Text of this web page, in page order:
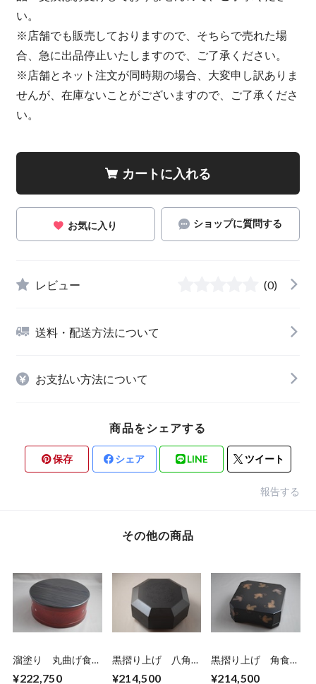
い。
※店舗でも販売しておりますので、そちらで売れた場
合、急に出品停止いたしますので、ご了承ください。
※店舗とネット注文が同時期の場合、大変申し訳ありま
せんが、在庫ないことがございますので、ご了承くださ
い。
カートに入れる
お気に入り ショップに質問する
レビュー (0)
送料・配送方法について
お支払い方法について
商品をシェアする
保存 シェア LINE ツイート
報告する
その他の商品
溜塗り 丸曲げ食
¥222,750
黒摺り上げ 八角食
¥214,500
黒摺り上げ 角食
¥214,500